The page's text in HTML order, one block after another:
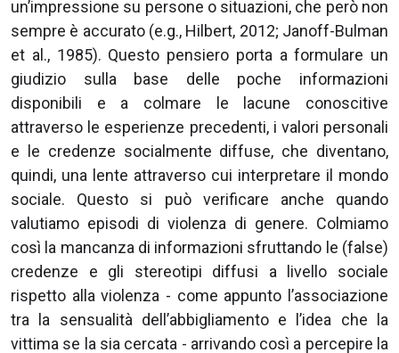
un’impressione su persone o situazioni, che però non
sempre è accurato (e.g., Hilbert, 2012; Janoff-Bulman
et al., 1985). Questo pensiero porta a formulare un
giudizio sulla base delle poche informazioni
disponibili e a colmare le lacune conoscitive
attraverso le esperienze precedenti, i valori personali
e le credenze socialmente diffuse, che diventano,
quindi, una lente attraverso cui interpretare il mondo
sociale. Questo si può verificare anche quando
valutiamo episodi di violenza di genere. Colmiamo
così la mancanza di informazioni sfruttando le (false)
credenze e gli stereotipi diffusi a livello sociale
rispetto alla violenza - come appunto l’associazione
tra la sensualità dell’abbigliamento e l’idea che la
vittima se la sia cercata - arrivando così a percepire la